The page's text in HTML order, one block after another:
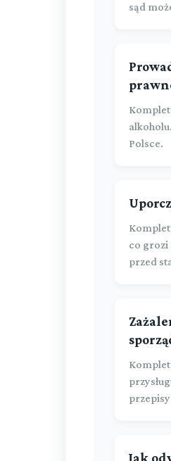
sąd
Polsce.
co grozi
przed
przepisy
Jak